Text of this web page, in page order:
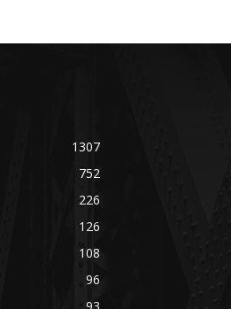
1307
752
226
126
108
96